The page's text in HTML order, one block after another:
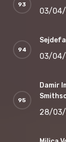
03/
03/
Damir
28/